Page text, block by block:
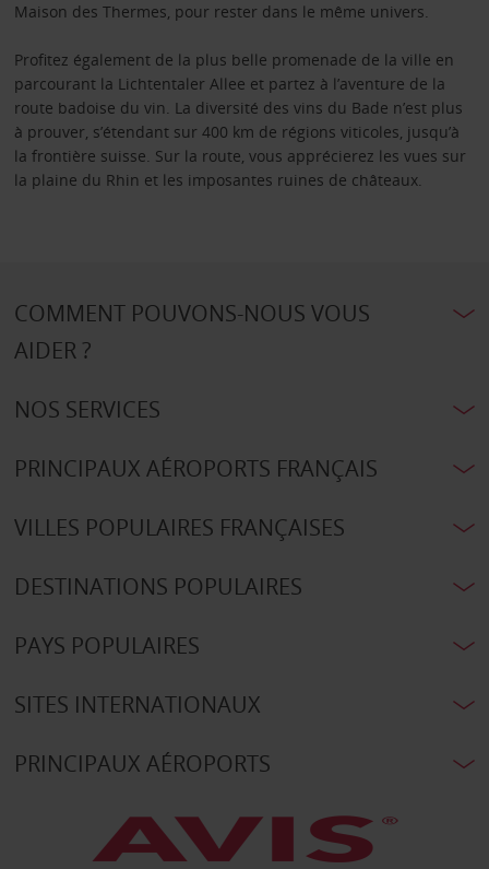
Maison des Thermes, pour rester dans le même univers.
Profitez également de la plus belle promenade de la ville en
parcourant la Lichtentaler Allee et partez à l’aventure de la
route badoise du vin. La diversité des vins du Bade n’est plus
à prouver, s’étendant sur 400 km de régions viticoles, jusqu’à
la frontière suisse. Sur la route, vous apprécierez les vues sur
la plaine du Rhin et les imposantes ruines de châteaux.
COMMENT POUVONS-NOUS VOUS
AIDER ?
NOS SERVICES
PRINCIPAUX AÉROPORTS FRANÇAIS
VILLES POPULAIRES FRANÇAISES
DESTINATIONS POPULAIRES
PAYS POPULAIRES
SITES INTERNATIONAUX
PRINCIPAUX AÉROPORTS